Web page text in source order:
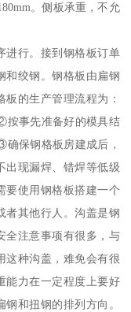
。侧板承重，不允
进行。接到钢格板订单
和绞钢。钢格板由扁钢
的生产管理流程为：
事先准备好的模具结
保钢格板房建成后，
出现漏焊、错焊等低级
要使用钢格板搭建一个
者其他行人。沟盖是钢
全注意事项有很多，与
这种沟盖，难免会有很
能力在一定程度上要好
和扭钢的排列方向。